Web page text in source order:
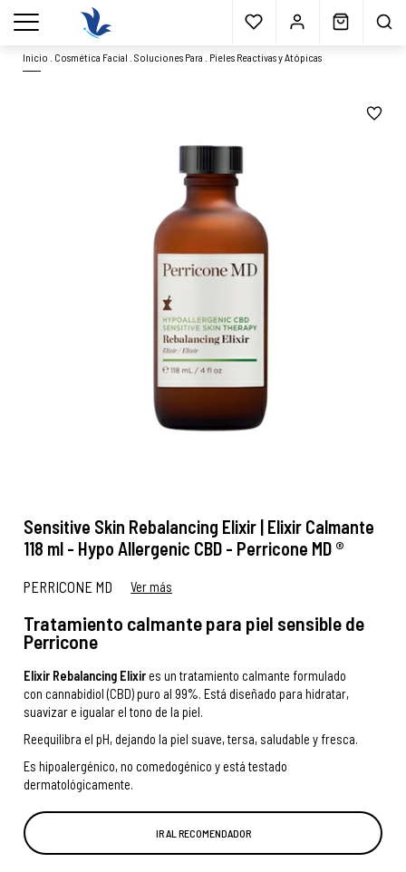
Envío gratisa partir 40€* Muestras gratis Blog
menu
Inicio Cosmética Facial .Soluciones Para Pieles Reactivas y Atópicas
Sensitive Skin Rebalancing Elixir | Elixir Calmante
118 ml - Hypo Allergenic CBD - Perricone MD ®
PERRICONE MD Ver más
Tratamiento calmante para piel sensible de
Perricone
Elixir Rebalancing Elixires un tratamiento calmante formulado
con cannabidiol (CBD) puro al 99%. Está diseñado para hidratar,
suavizar e igualar el tono de la piel.
Reequilibra el pH, dejando la piel suave, tersa, saludable y fresca.
Es hipoalergénico, no comedogénico y está testado
dermatológicamente.
IR AL RECOMENDADOR